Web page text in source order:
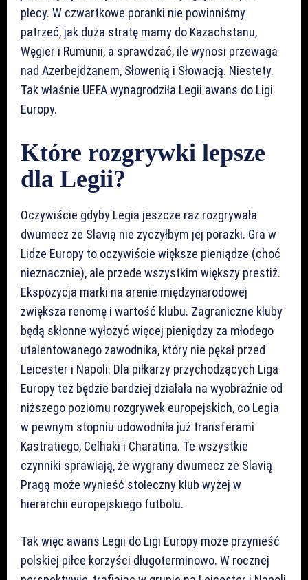
plecy. W czwartkowe poranki nie powinniśmy
patrzeć, jak duża stratę mamy do Kazachstanu,
Węgier i Rumunii, a sprawdzać, ile wynosi przewaga
nad Azerbejdżanem, Słowenią i Słowacją. Niestety.
Tak właśnie UEFA wynagrodziła Legii awans do Ligi
Europy.
Które rozgrywki lepsze
dla Legii?
Oczywiście gdyby Legia jeszcze raz rozgrywała
dwumecz ze Slavią nie życzyłbym jej porażki. Gra w
Lidze Europy to oczywiście większe pieniądze (choć
nieznacznie), ale przede wszystkim większy prestiż.
Ekspozycja marki na arenie międzynarodowej
zwiększa renomę i wartość klubu. Zagraniczne kluby
będą skłonne wyłożyć więcej pieniędzy za młodego
utalentowanego zawodnika, który nie pękał przed
Leicester i Napoli. Dla piłkarzy przychodzących Liga
Europy też będzie bardziej działała na wyobraźnie od
niższego poziomu rozgrywek europejskich, co Legia
w pewnym stopniu udowodniła już transferami
Kastratiego, Celhaki i Charatina. Te wszystkie
czynniki sprawiają, że wygrany dwumecz ze Slavią
Pragą może wynieść stołeczny klub wyżej w
hierarchii europejskiego futbolu.
Tak więc awans Legii do Ligi Europy może przynieść
polskiej piłce korzyści długoterminowo. W rocznej